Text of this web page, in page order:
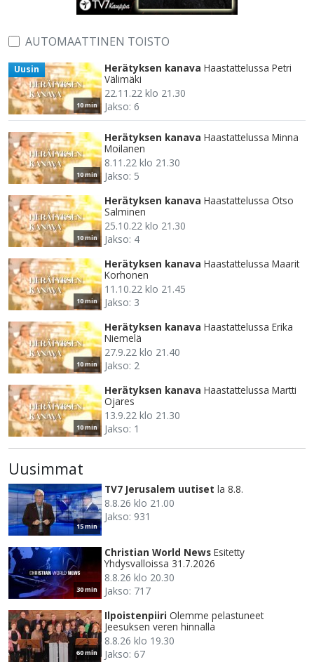
AUTOMAATTINEN TOISTO
10 min
Uusin Herätyksen kanava Haastattelussa Petri
Välimäki
22.11.22 klo 21.30
Jakso: 6
10 min
Herätyksen kanava Haastattelussa Minna
Moilanen
8.11.22 klo 21.30
Jakso: 5
10 min
Herätyksen kanava Haastattelussa Otso
Salminen
25.10.22 klo 21.30
Jakso: 4
10 min
Herätyksen kanava Haastattelussa Maarit
Korhonen
11.10.22 klo 21.45
Jakso: 3
10 min
Herätyksen kanava Haastattelussa Erika
Niemelä
27.9.22 klo 21.40
Jakso: 2
10 min
Herätyksen kanava Haastattelussa Martti
Ojares
13.9.22 klo 21.30
Jakso: 1
Uusimmat
15 min
TV7 Jerusalem uutiset la 8.8.
8.8.26 klo 21.00
Jakso: 931
30 min
Christian World News Esitetty
Yhdysvalloissa 31.7.2026
8.8.26 klo 20.30
Jakso: 717
60 min
Ilpoistenpiiri Olemme pelastuneet
Jeesuksen veren hinnalla
8.8.26 klo 19.30
Jakso: 67